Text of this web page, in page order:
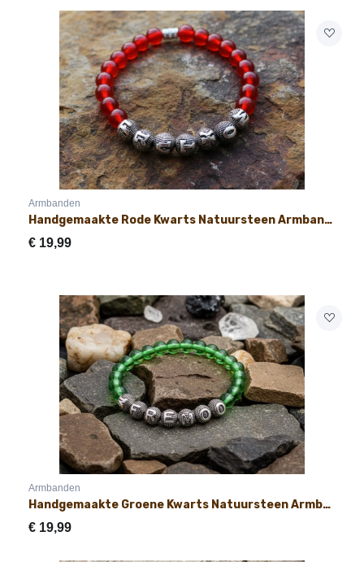
Armbanden
Handgemaakte Rode Kwarts Natuursteen Armband met Naam 8mm
€ 19,99
Armbanden
Handgemaakte Groene Kwarts Natuursteen Armband met Naam 8mm
€ 19,99